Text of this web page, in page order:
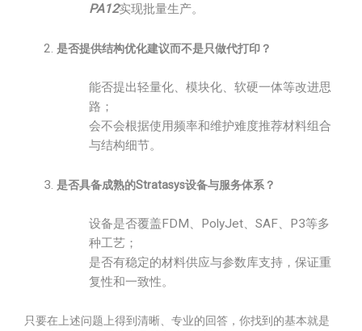
PA12实现批量生产。
是否提供结构优化建议而不是只做代打印？
能否提出轻量化、模块化、软硬一体等改进思
路；
会不会根据使用频率和维护难度推荐材料组合
与结构细节。
是否具备成熟的Stratasys设备与服务体系？
设备是否覆盖FDM、PolyJet、SAF、P3等多
种工艺；
是否有稳定的材料供应与参数库支持，保证重
复性和一致性。
只要在上述问题上得到清晰、专业的回答，你找到的基本就是